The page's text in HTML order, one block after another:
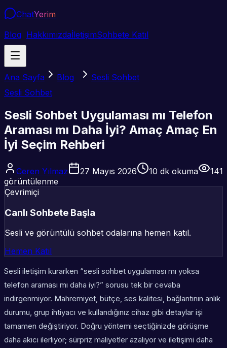
ChatYerim
Blog HakkımızdaİletişimSohbete Katıl
Ana Sayfa Blog
Sesli Sohbet
Sesli Sohbet
Sesli Sohbet Uygulaması mı Telefon
Araması mı Daha İyi? Amaç Amaç En
İyi Seçim Rehberi
Ceren Yılmaz 27 Mayıs 2026 10 dk okuma
141
görüntülenme
Çevrimiçi
Canlı Sohbete Başla
Sesli ve görüntülü sohbet odalarına hemen katıl.
Hemen Katıl
Sesli iletişim kurarken “sesli sohbet uygulaması mı yoksa
telefon araması mı daha iyi?” sorusu tek bir cevaba
indirgenmiyor. Mahremiyet, bütçe, ses kalitesi, bağlantının anlık
durumu, grup ihtiyacı ve kullandığınız cihaz gibi detaylar işi
tamamen değiştiriyor. Doğru yöntemi seçtiğinizde görüşme
daha akıcı ilerliyor; sürpriz maliyetler azalıyor ve iletişimi daha